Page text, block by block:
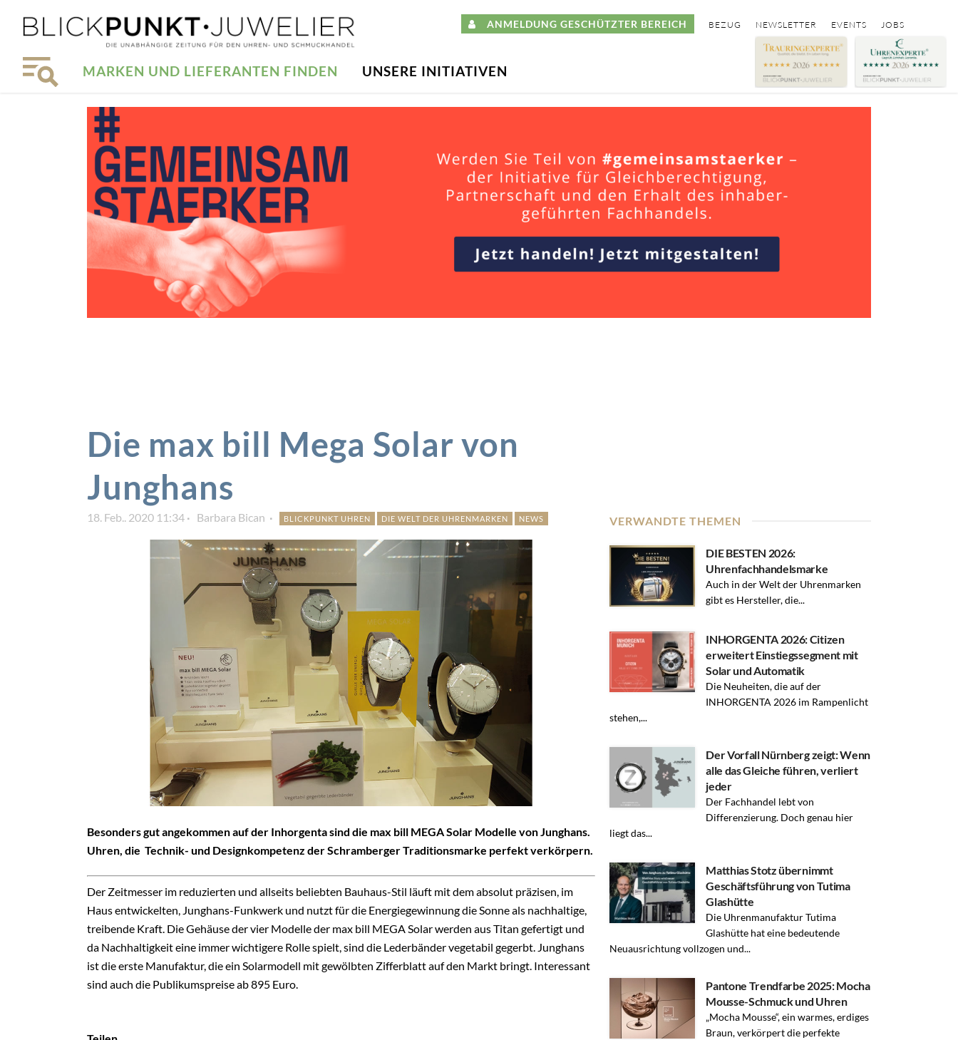
ANMELDUNG GESCHÜTZTER BEREICH BEZUG NEWSLETTER EVENTS JOBS
MARKEN UND LIEFERANTEN FINDEN UNSERE INITIATIVEN
Die max bill Mega Solar von
Junghans
18. Feb.. 2020 11:34 Barbara Bican BLICKPUNKT UHREN DIE WELT DER UHRENMARKEN NEWS
Besonders gut angekommen auf der Inhorgenta sind die max bill MEGA Solar Modelle von Junghans.
Uhren, die Technik- und Designkompetenz der Schramberger Traditionsmarke perfekt verkörpern.
Der Zeitmesser im reduzierten und allseits beliebten Bauhaus-Stil läuft mit dem absolut präzisen, im
Haus entwickelten, Junghans-Funkwerk und nutzt für die Energiegewinnung die Sonne als nachhaltige,
treibende Kraft. Die Gehäuse der vier Modelle der max bill MEGA Solar werden aus Titan gefertigt und
da Nachhaltigkeit eine immer wichtigere Rolle spielt, sind die Lederbänder vegetabil gegerbt. Junghans
ist die erste Manufaktur, die ein Solarmodell mit gewölbten Zifferblatt auf den Markt bringt. Interessant
sind auch die Publikumspreise ab 895 Euro.
VERWANDTE THEMEN
DIE BESTEN 2026:
Uhrenfachhandelsmarke
Auch in der Welt der Uhrenmarken
gibt es Hersteller, die...
INHORGENTA 2026: Citizen
erweitert Einstiegssegment mit
Solar und Automatik
Die Neuheiten, die auf der
INHORGENTA 2026 im Rampenlicht
stehen,...
Der Vorfall Nürnberg zeigt: Wenn
alle das Gleiche führen, verliert
jeder
Der Fachhandel lebt von
Differenzierung. Doch genau hier
liegt das...
Matthias Stotz übernimmt
Geschäftsführung von Tutima
Glashütte
Die Uhrenmanufaktur Tutima
Glashütte hat eine bedeutende
Neuausrichtung vollzogen und...
Pantone Trendfarbe 2025: Mocha
Mousse-Schmuck und Uhren
„Mocha Mousse“, ein warmes, erdiges
Braun, verkörpert die perfekte